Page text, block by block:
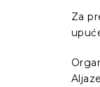
Za